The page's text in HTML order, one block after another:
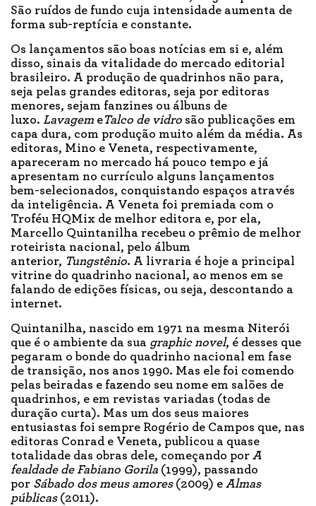
São ruídos de fundo cuja intensidade aumenta de
forma sub-reptícia e constante.
Os lançamentos são boas notícias em si e, além
disso, sinais da vitalidade do mercado editorial
brasileiro. A produção de quadrinhos não para,
seja pelas grandes editoras, seja por editoras
menores, sejam fanzines ou álbuns de
luxo. Lavagem eTalco de vidro são publicações em
capa dura, com produção muito além da média. As
editoras, Mino e Veneta, respectivamente,
apareceram no mercado há pouco tempo e já
apresentam no currículo alguns lançamentos
bem-selecionados, conquistando espaços através
da inteligência. A Veneta foi premiada com o
Troféu HQMix de melhor editora e, por ela,
Marcello Quintanilha recebeu o prêmio de melhor
roteirista nacional, pelo álbum
anterior, Tungstênio. A livraria é hoje a principal
vitrine do quadrinho nacional, ao menos em se
falando de edições físicas, ou seja, descontando a
internet.
Quintanilha, nascido em 1971 na mesma Niterói
que é o ambiente da sua graphic novel, é desses que
pegaram o bonde do quadrinho nacional em fase
de transição, nos anos 1990. Mas ele foi comendo
pelas beiradas e fazendo seu nome em salões de
quadrinhos, e em revistas variadas (todas de
duração curta). Mas um dos seus maiores
entusiastas foi sempre Rogério de Campos que, nas
editoras Conrad e Veneta, publicou a quase
totalidade das obras dele, começando por A
fealdade de Fabiano Gorila (1999), passando
por Sábado dos meus amores(2009) e Almas
públicas(2011).